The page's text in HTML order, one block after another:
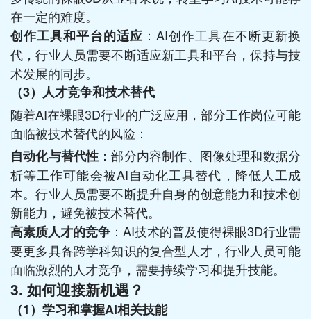
在一定的难度。
创作工具和平台的适应 ：AI创作工具在不断更新换
代，行业人员需要不断适应新工具和平台，保持与技
术发展的同步。
（3） 人才竞争和技术替代
随着AI在裸眼3D行业的广泛应用，部分工作岗位可能
面临被技术替代的风险：
自动化与替代性 ：部分内容制作、图像处理和数据分
析等工作可能会被AI自动化工具替代，降低人工成
本。行业人员需要不断提升自身的创意能力和技术创
新能力，避免被技术替代。
高素质人才的竞争 ：AI技术的普及使得裸眼3D行业需
要更多具备跨学科知识的复合型人才，行业人员可能
面临激烈的人才竞争，需要持续学习和提升技能。
3. 如何迎接新机遇？
（1） 学习和掌握AI相关技能